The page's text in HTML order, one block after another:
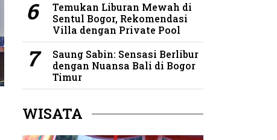
Temukan Liburan Mewah di
Sentul Bogor, Rekomendasi
Villa dengan Private Pool
Saung Sabin: Sensasi Berlibur
dengan Nuansa Bali di Bogor
Timur
WISATA